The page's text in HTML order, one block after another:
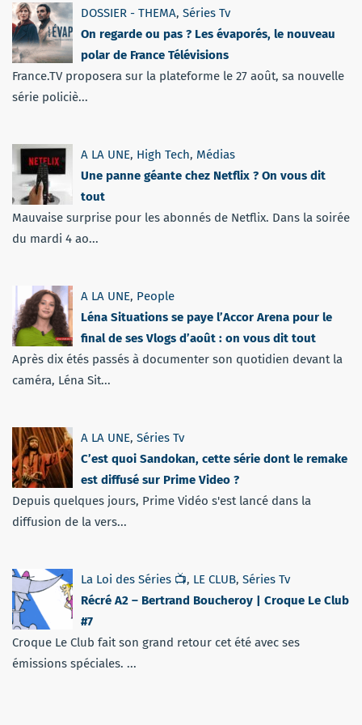
DOSSIER - THEMA, Séries Tv
On regarde ou pas ? Les évaporés, le nouveau
polar de France Télévisions
France.TV proposera sur la plateforme le 27 août, sa nouvelle
série policiè...
A LA UNE, High Tech, Médias
Une panne géante chez Netflix ? On vous dit
tout
Mauvaise surprise pour les abonnés de Netflix. Dans la soirée
du mardi 4 ao...
A LA UNE, People
Léna Situations se paye l’Accor Arena pour le
final de ses Vlogs d’août : on vous dit tout
Après dix étés passés à documenter son quotidien devant la
caméra, Léna Sit...
A LA UNE, Séries Tv
C’est quoi Sandokan, cette série dont le remake
est diffusé sur Prime Video ?
Depuis quelques jours, Prime Vidéo s'est lancé dans la
diffusion de la vers...
La Loi des Séries 📺, LE CLUB, Séries Tv
Récré A2 – Bertrand Boucheroy | Croque Le Club
#7
Croque Le Club fait son grand retour cet été avec ses
émissions spéciales. ...